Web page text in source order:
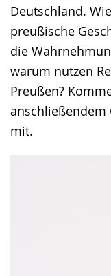
Deutschland.
preußische
die
warum nutzen
Preußen?
anschließendem
mit.